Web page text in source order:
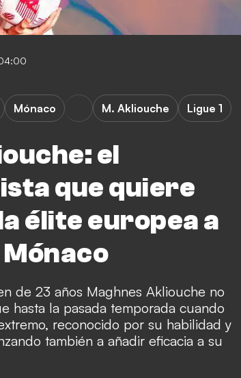
el
que quiere
élite europea a
Mónaco M. Akliouche Ligue 1
de 23 años Maghnes Akliouche no
hasta la pasada temporada cuando
reconocido por su habilidad y
también a añadir eficacia a su